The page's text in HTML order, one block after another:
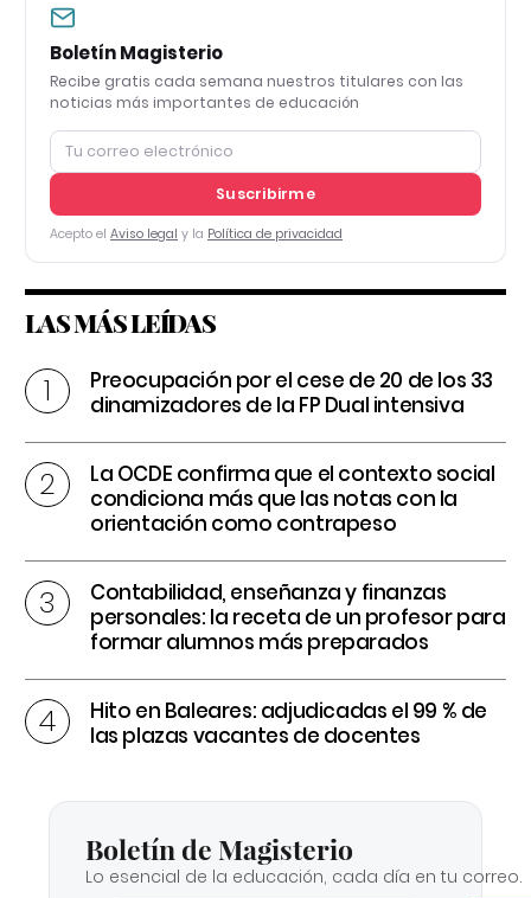
Boletín Magisterio
Recibe gratis cada semana nuestros titulares con las
noticias más importantes de educación
Suscribirme
Acepto el Aviso legal y la Política de privacidad
LAS MÁS LEÍDAS
Preocupación por el cese de 20 de los 33
dinamizadores de la FP Dual intensiva
La OCDE confirma que el contexto social
condiciona más que las notas con la
orientación como contrapeso
Contabilidad, enseñanza y finanzas
personales: la receta de un profesor para
formar alumnos más preparados
Hito en Baleares: adjudicadas el 99 % de
las plazas vacantes de docentes
Boletín de Magisterio
Lo esencial de la educación, cada día en tu correo.